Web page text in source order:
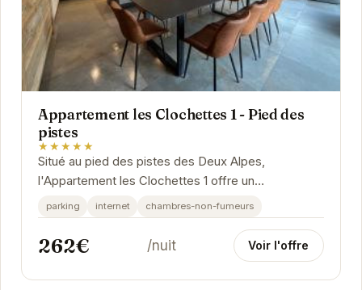
Appartement les Clochettes 1 - Pied des
pistes
★★★★★
Situé au pied des pistes des Deux Alpes,
l'Appartement les Clochettes 1 offre un
hébergement confortable et pratique. Avec un
accès facile aux...
parking internet chambres-non-fumeurs
262€ /nuit Voir l'offre